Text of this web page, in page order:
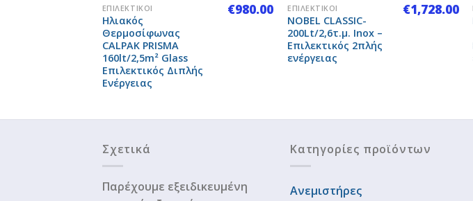
ΕΠΙΛΕΚΤΙΚΟΊ
Ηλιακός
Θερμοσίφωνας
CALPAK PRISMA
160lt/2,5m² Glass
Επιλεκτικός Διπλής
Ενέργειας
€980.00 ΕΠΙΛΕΚΤΙΚΟΊ
NOBEL CLASSIC-
200Lt/2,6τ.μ. Inox –
Επιλεκτικός 2πλής
ενέργειας
€1,728.00
Σχετικά
Παρέχουμε εξειδικευμένη
Κατηγορίες προϊόντων
Ανεμιστήρες